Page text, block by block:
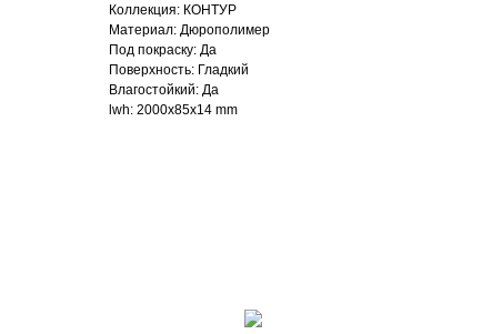
Коллекция: КОНТУР
Материал: Дюрополимер
Под покраску: Да
Поверхность: Гладкий
Влагостойкий: Да
lwh: 2000x85x14 mm